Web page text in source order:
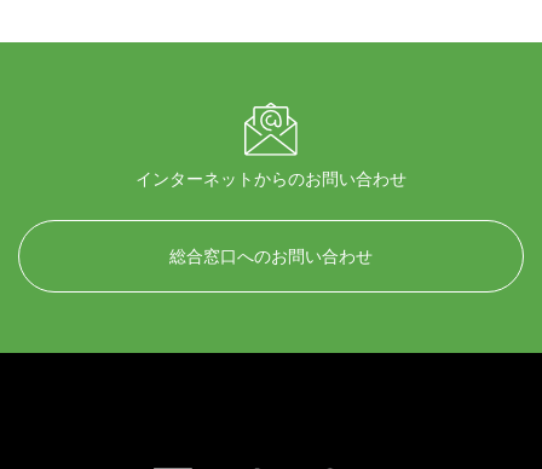
インターネットからのお問い合わせ
総合窓口へのお問い合わせ